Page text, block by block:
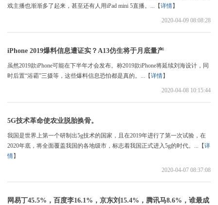
戏主播也渐渐多了起来，甚至还有人用iPad mini 5直播。...【详情】
2020-04-09 08:08:28
iPhone 2019爆料信息遭证实？A13仿生将于月底量产
虽然2019款iPhone可能在下半年才会发布。称2019款iPhone将延续刘海设计，同
时后置“浴霸”三摄等，这些爆料信息恐怕都是真的。...【详情】
2020-04-08 10:15:44
5G技术革命使农业脱胎换骨。
我国是世界上第一个研制出5g技术的国家，且在2019年进行了第一次试验，在
2020年底，将全面覆盖我国的各地级市，标志着我国正式进入5g的时代。...【详
情】
2020-04-07 08:37:08
网易丁45.5%，百度李16.1%，京东刘15.4%，腾讯马8.6%，谁最成